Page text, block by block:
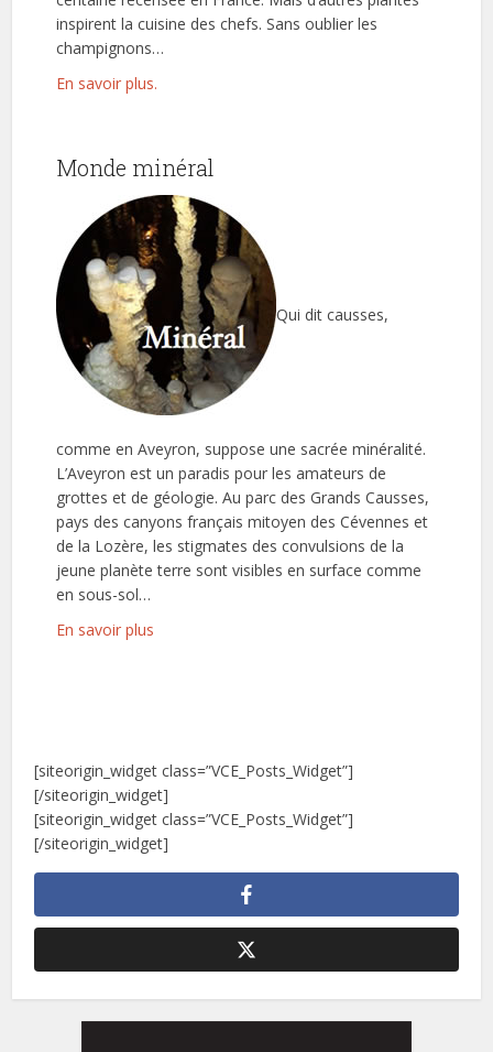
inspirent la cuisine des chefs. Sans oublier les
champignons…
En savoir plus.
Monde minéral
Qui dit causses,
comme en Aveyron, suppose une sacrée minéralité.
L’Aveyron est un paradis pour les amateurs de
grottes et de géologie. Au parc des Grands Causses,
pays des canyons français mitoyen des Cévennes et
de la Lozère, les stigmates des convulsions de la
jeune planète terre sont visibles en surface comme
en sous-sol…
En savoir plus
[siteorigin_widget class=”VCE_Posts_Widget”]
[/siteorigin_widget]
[siteorigin_widget class=”VCE_Posts_Widget”]
[/siteorigin_widget]